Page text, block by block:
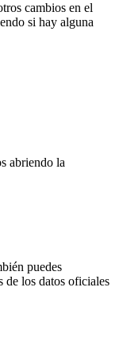
cambios en el
si hay alguna
abriendo la
puedes
de los datos oficiales